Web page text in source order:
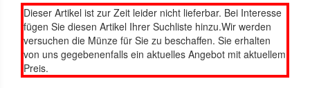
Dieser Artikel ist zur Zeit leider nicht lieferbar. Bei Interesse
fügen Sie diesen Artikel Ihrer Suchliste hinzu.Wir werden
versuchen die Münze für Sie zu beschaffen. Sie erhalten
von uns gegebenenfalls ein aktuelles Angebot mit aktuellem
Preis.